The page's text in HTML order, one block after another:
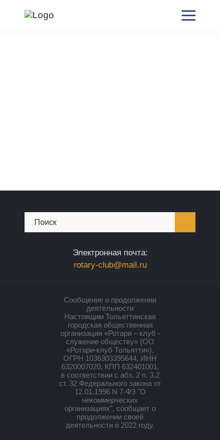
Электронная почта:
rotary-club@mail.ru
Сообщение о продолжении
деятельности
Настоящим Тольяттинская
городская общественная
организация «Ротари – клуб -
служение обществу» (ОО
«Ротари-клуб Тольятти»),
ОГРН 1036303395644, ИНН
6320007020, КПП 632401001,
в соответствии с абз. 2 п. 3.2
ст. 32 Федерального закона от
12.01.1996 N 7-ФЗ "О
некоммерческих
организациях", сообщает о
продолжении своей
деятельности в 2022 году.